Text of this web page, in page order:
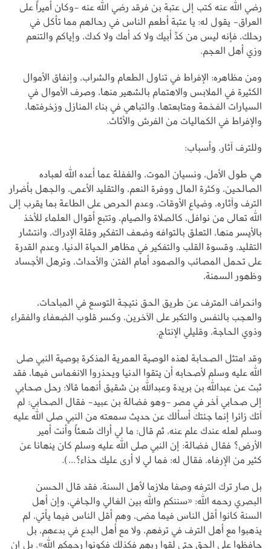
رضي الله عنه كتب إلى عتبة بن فرقد رضي الله عنه -وكان أميراً على
العراق- يقول له: يا عتبة أطعم الناس في رحالهم مما تأكل في
رحلك، فإنه ليس من كدِّ أبيك ولا كد أمك ولا كدك، وإياكم والتنعم
وزي أهل العجم.
ومن مظاهره: الإفراط في تناول الطعام والشراب، وإنفاق الأموال
الكثيرة في الملابس والاهتمام بالشهير منها، وصرف الأموال في
السيارات الفخمة ومتابعتها، والتباهي في بناء المنازل وزخرفتها،
والإفراط في الكماليات من الفرش والأثاث.
وللترف آثار، وأسباب:
هي طول الأمل، ونسيان الموت، والغفلة عما أعده الله لعباده
الصالحين، وكثرة المال ووفرة النعم، والتقليد الأعمى، والجهل بأضرار
الترف وآثاره، وضياع الأوقات، وعدم الحرص على الطاعة بما يقرب إلى
الله تعالى من نوافل، كالصلاة والصيام، وتتبع أقوال العلماء للأخذ
بالأيسر منها، التعلق بالتوافه وضعف التفكير وقلة الإدراك، وانتشار
التقليد، وقسوة القلب والتفكير في مظاهر الحياة الدنيا، وعدم القدرة
على تحمل المصائب والصمود أمام الفتن والأحداث، وترهل الأجساد
وظهور السمنة،
وانحراف المترف عن طريق الحق نتيجة التوسع في المباحات،
والعجب بالنفس والتكبر على الآخرين، وكسر قلوب الضعفاء والفقراء
وذوي الحاجة، وقليلي الإنتاج.
وقد امتثل الصحابة لهذه الوصية العمرية المذكرة بوصية النبي صلى
الله عليه وسلم لأصحابه أن يتقوا الدنيا ويحذروا الانغماس فيها، فقد
ثبت عن عبدالله بن بريدة وعبدالله بن شقيق أنهما قالا: رحل صحابي
إلى صحابي آخر في مصر -وهو فضالة بن عبيد- فقال الصحابي: لم
آتك زائرا إنما جئتك أسألك عن حديث سمعته من النبي صلى الله عليه
وسلم لعله عندك علم عنه، ثم قال: ما لي أراك شعثاً وأنت أمير
الأرض؟ فقال فضالة: إن النبي صلى الله عليه وسلم كان ينهانا عن
كثير من الإرفاه. فقال له: فما لي لا أرى عليك حذاء؟...).
بل صار ترك الترفه وصفا ملازما لأهل السنة، فقد قال الحسن
البصري رحمه الله: «سننكم والله بين الغالي والجافي، وإن أهل
السنة كانوا أقل الناس فيما مضى، وهم أقل الناس فيما يأتي، لم
يذهبوا مع أهل الترف في ترفهم، ولا مع أهل البدع في بدعهم، بل
حافظوا على الحق حتى لقوا ربهم فكذلك فكونوا رحمكم الله». بل إن